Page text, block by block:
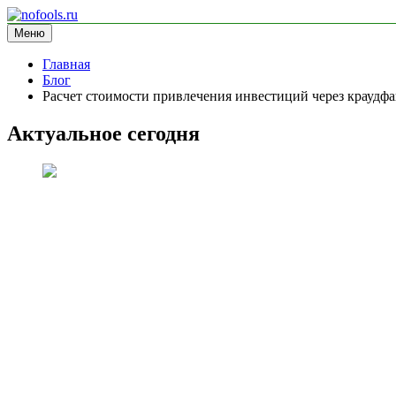
Перейти
к
содержимому
nofools.ru
блог про менеджмент
Меню
Главная
Блог
Расчет стоимости привлечения инвестиций через
Актуальное сегодня